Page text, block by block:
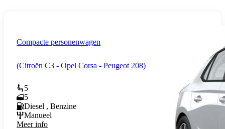
Compacte personenwagen
(Citroën C3 - Opel Corsa - Peugeot 208)
5
5
Diesel , Benzine
Manueel
Meer info